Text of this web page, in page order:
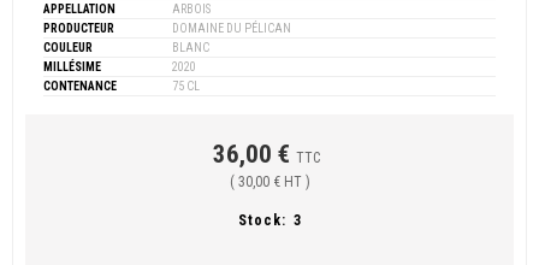
APPELLATION
ARBOIS
PRODUCTEUR
DOMAINE DU PÉLICAN
COULEUR
BLANC
MILLÉSIME
2020
CONTENANCE
75 CL
36,00 € TTC
( 30,00 € HT )
Stock: 3